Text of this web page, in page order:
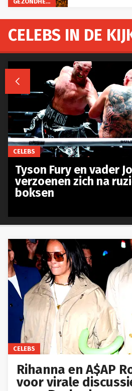
CELEBS
Rihanna en A$AP
voor virale
CELEBS IN DE

CELEBS
Tyson Fury en vader
verzoenen zich na
boksen